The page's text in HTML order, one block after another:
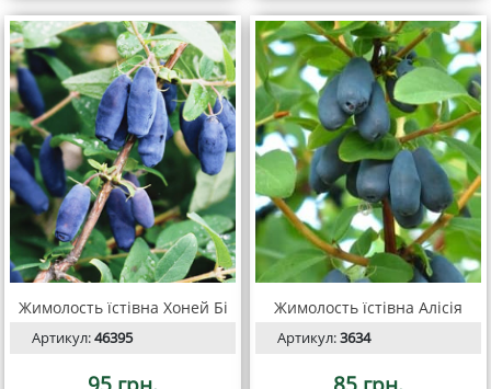
Жимолость їстівна Хоней Бі
Артикул:46395
Жимолость їстівна Алісія
Артикул:3634